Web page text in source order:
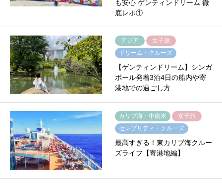
も安心 ゲンティンドリーム 徹
底レポ①
アジア
女子旅
ドリーム・クルーズ
【ゲンティンドリーム】シンガ
ポール発着3泊4日の船内や寄
港地での過ごし方
カリブ海・中南米
女子旅
セレブリティ・クルーズ
最高すぎる！東カリブ海クルー
ズライフ【寄港地編】